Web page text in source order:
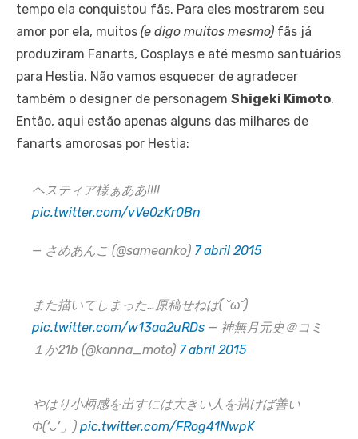
tempo ela conquistou fãs. Para eles mostrarem seu
amor por ela, muitos (e digo muitos mesmo) fãs já
produziram Fanarts, Cosplays e até mesmo santuários
para Hestia. Não vamos esquecer de agradecer
também o designer de personagem Shigeki Kimoto.
Então, aqui estão apenas alguns das milhares de
fanarts amorosas por Hestia:
ヘスティア様ぁああ!!!!
pic.twitter.com/vVe0zKr0Bn
— さめあんこ (@sameanko) 7 abril 2015
また描いてしまった…原稿せねば( ˘ω˘)
pic.twitter.com/w13aa2uRDs — 神無月元史＠コミ
１か21b (@kanna_moto) 7 abril 2015
やはり小柄感を出すには大きい人を描けば善い
Φ(‘ᴗ’」) pic.twitter.com/FRog41NwpK